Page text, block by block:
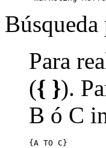
Para
({ }).
B ó C
{A TO C}